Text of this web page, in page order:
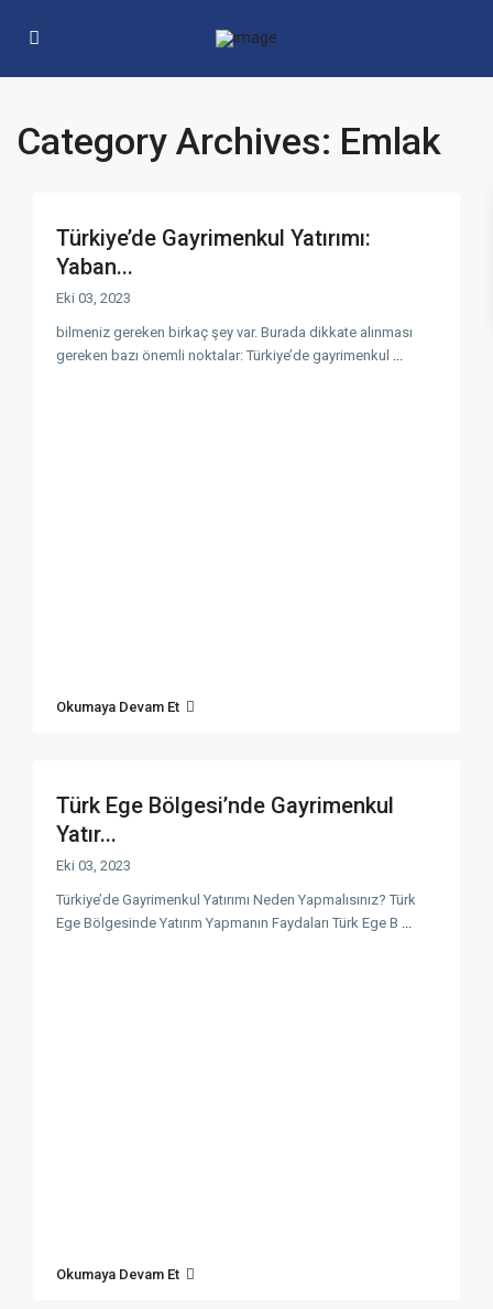
Category Archives: Emlak
Türkiye’de Gayrimenkul Yatırımı:
Yaban...
Eki 03, 2023
bilmeniz gereken birkaç şey var. Burada dikkate alınması
gereken bazı önemli noktalar: Türkiye’de gayrimenkul ...
Okumaya Devam Et
Türk Ege Bölgesi’nde Gayrimenkul
Yatır...
Eki 03, 2023
Türkiye’de Gayrimenkul Yatırımı Neden Yapmalısınız? Türk
Ege Bölgesinde Yatırım Yapmanın Faydaları Türk Ege B ...
Okumaya Devam Et